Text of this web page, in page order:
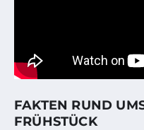
FAKTEN RUND
FRÜHSTÜCK